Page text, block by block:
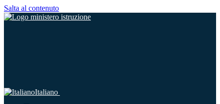
Salta al contenuto
Italiano